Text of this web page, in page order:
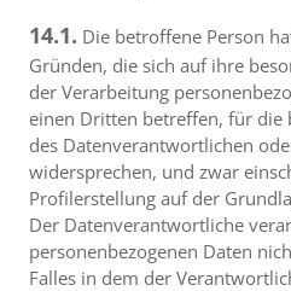
14.1. Die betroffene Person
Gründen, die sich auf ihre
der Verarbeitung
einen Dritten betreffen, für die
des Datenverantwortlichen
widersprechen, und zwar
Profilerstellung auf der
Der Datenverantwortliche
personenbezogenen Daten
Falles in dem der